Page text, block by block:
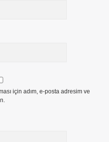
için adım, e-posta adresim ve